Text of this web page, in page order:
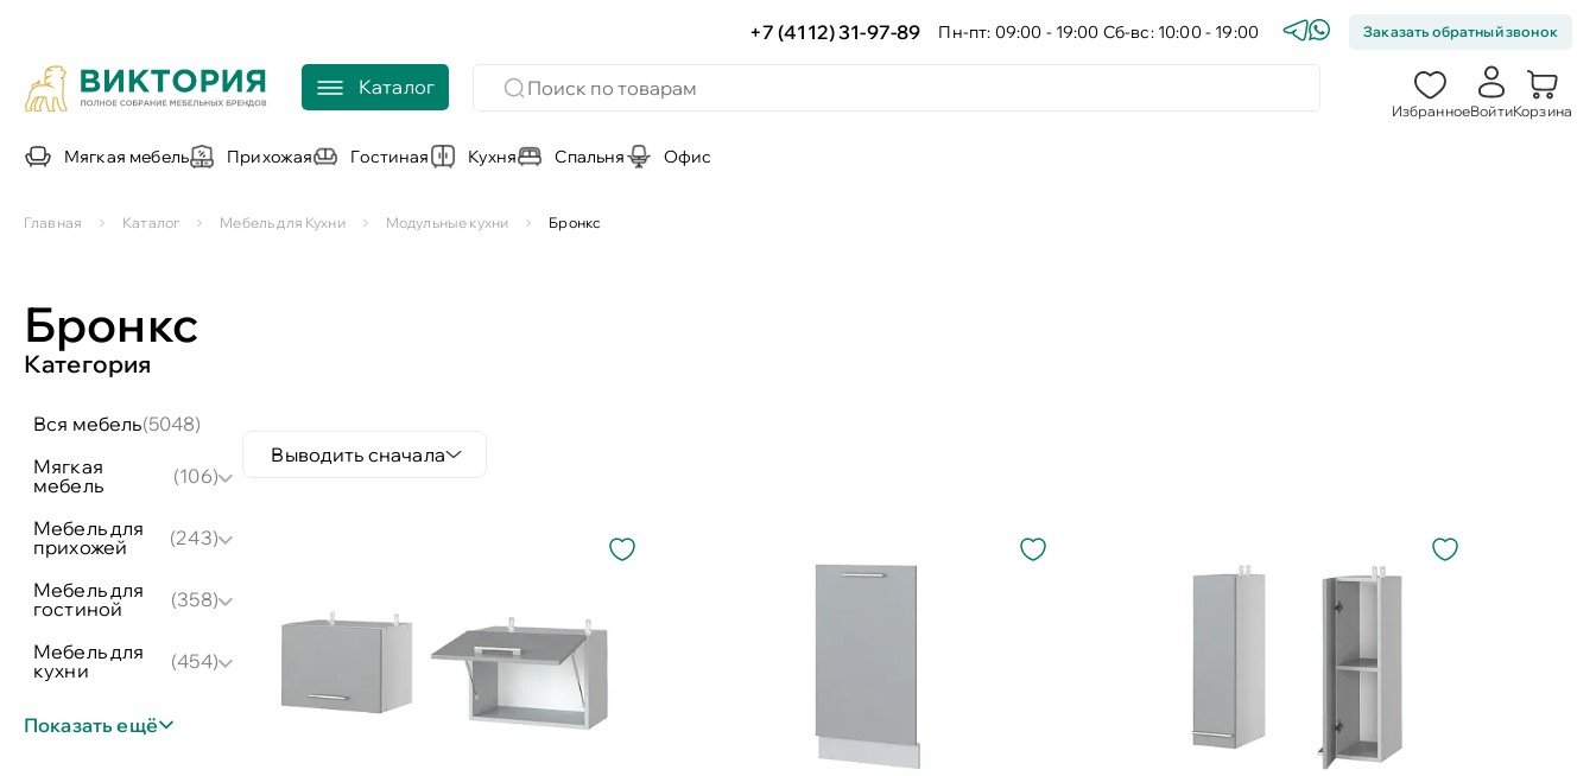
+7 (4112) 31-97-89 Пн-пт: 09:00 - 19:00 Сб-вс: 10:00 - 19:00 Заказать обратный звонок
Каталог
ИзбранноеВойтиКорзина
Мягкая мебель Прихожая Гостиная Кухня Спальня Офис
Главная Каталог Мебель для Кухни Модульные кухни Бронкс
Бронкс
Категория
вся мебель(5048)
мягкая
мебель
(106)
мебель для
прихожей
(243)
мебель для
гостиной
(358)
мебель для
кухни
(454)
Показать ещё
Выводить сначала